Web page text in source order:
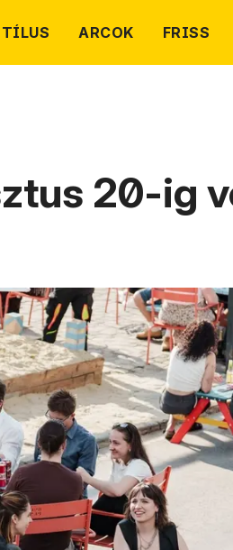
ARCOK FRISS
20-ig